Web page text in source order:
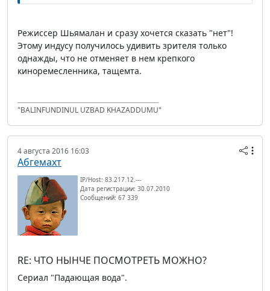
Режиссер Шьямалан и сразу хочется сказать "нет"!
Этому индусу получилось удивить зрителя только
однажды, что не отменяет в нем крепкого
киноремесленника, тащемта.
"BALINFUNDINUL UZBAD KHAZADDUMU"
4 августа 2016 16:03
Абгемахт
IP/Host: 83.217.12.---
Дата регистрации: 30.07.2010
Сообщений: 67 339
RE: ЧТО НЫНЧЕ ПОСМОТРЕТЬ МОЖНО?
Сериал "Падающая вода".